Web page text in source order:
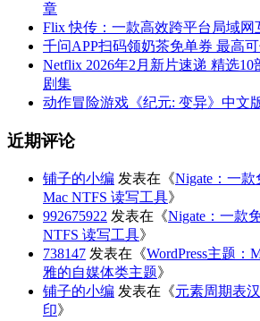
章
Flix 快传：一款高效跨平台局域网
千问APP扫码领奶茶免单券 最高
Netflix 2026年2月新片速递 精选
剧集
动作冒险游戏《纪元: 变异》中文
近期评论
铺子的小编 发表在《Nigate：一
Mac NTFS 读写工具》
992675922 发表在《Nigate：一款
NTFS 读写工具》
738147 发表在《WordPress主题：
雅的自媒体类主题》
铺子的小编 发表在《元素周期表
印》